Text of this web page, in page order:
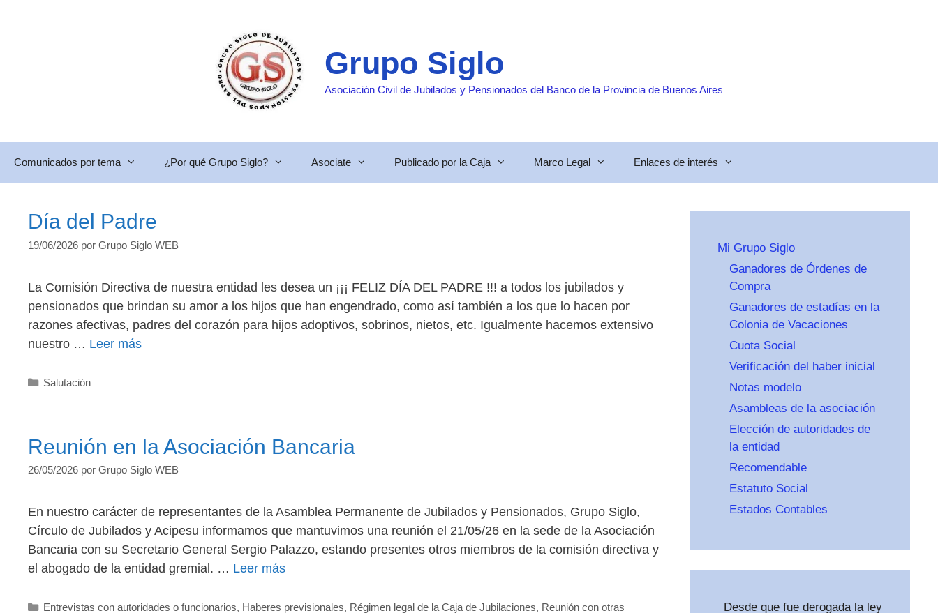
Grupo Siglo
Asociación Civil de Jubilados y Pensionados del Banco de la Provincia de Buenos Aires
Comunicados por tema ¿Por qué Grupo Siglo? Asociate Publicado por la Caja Marco Legal Enlaces de interés
Día del Padre
19/06/2026 por Grupo Siglo WEB
La Comisión Directiva de nuestra entidad les desea un ¡¡¡ FELIZ DÍA DEL PADRE !!! a todos los jubilados y
pensionados que brindan su amor a los hijos que han engendrado, como así también a los que lo hacen por
razones afectivas, padres del corazón para hijos adoptivos, sobrinos, nietos, etc. Igualmente hacemos extensivo
nuestro … Leer más
Categorías
Salutación
Reunión en la Asociación Bancaria
26/05/2026 por Grupo Siglo WEB
En nuestro carácter de representantes de la Asamblea Permanente de Jubilados y Pensionados, Grupo Siglo,
Círculo de Jubilados y Acipesu informamos que mantuvimos una reunión el 21/05/26 en la sede de la Asociación
Bancaria con su Secretario General Sergio Palazzo, estando presentes otros miembros de la comisión directiva y
el abogado de la entidad gremial. … Leer más
Categorías
Entrevistas con autoridades o funcionarios, Haberes previsionales, Régimen legal de la Caja de Jubilaciones, Reunión con otras
Mi Grupo Siglo
Ganadores de Órdenes de
Compra
Ganadores de estadías en la
Colonia de Vacaciones
Cuota Social
Verificación del haber inicial
Notas modelo
Asambleas de la asociación
Elección de autoridades de
la entidad
Recomendable
Estatuto Social
Estados Contables
Desde que fue derogada la ley